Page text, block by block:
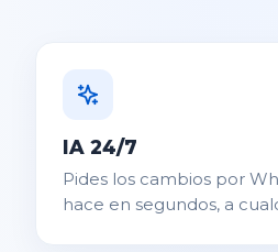
IA 24/7
Pides los cambios por
hace en segundos, a